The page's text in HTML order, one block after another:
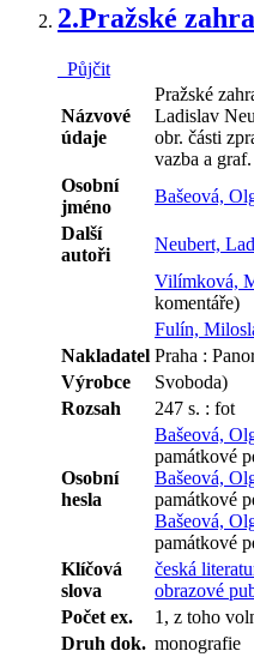
2.Pražské
Půjčit
Názvové
údaje
Pražské
Ladislav
obr. části
vazba a
Osobní
jméno
Bašeová,
Další
autoři
Neubert,
Vilímková,
komentáře)
Fulín,
Nakladatel Praha :
Výrobce
Svoboda)
Rozsah
247 s. : fot
Osobní
hesla
Bašeová,
památkové
Bašeová,
památkové
Bašeová,
památkové
Klíčová
slova
česká
obrazové
Počet ex.
1, z toho
Druh dok. monografie